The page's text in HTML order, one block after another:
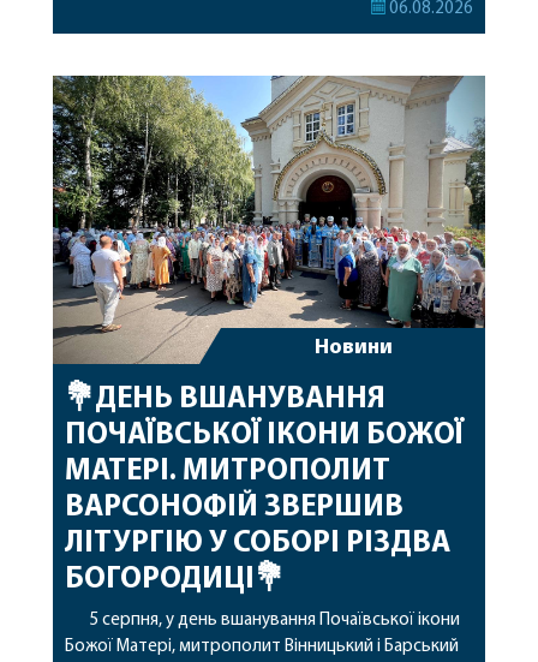
побажавши йому міцного здоров’я, Божої
допомоги, миру, духовної радості та
благословенних успіхів у подальшому
архіпастирському служінні. […]
06.08.2026
Новини
💐ДЕНЬ ВШАНУВАННЯ
ПОЧАЇВСЬКОЇ ІКОНИ БОЖОЇ
МАТЕРІ. МИТРОПОЛИТ
ВАРСОНОФІЙ ЗВЕРШИВ
ЛІТУРГІЮ У СОБОРІ РІЗДВА
БОГОРОДИЦІ💐
5 серпня, у день вшанування Почаївської ікони
Божої Матері, митрополит Вінницький і Барський